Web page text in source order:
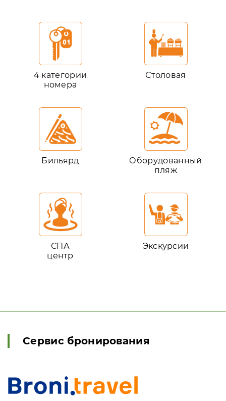
4 категории
номера
Столовая
Бильярд
Оборудованный
пляж
СПА
центр
Экскурсии
Сервис бронирования